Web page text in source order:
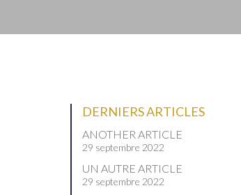
DERNIERS ARTICLES
ANOTHER ARTICLE
29 septembre 2022
UN AUTRE ARTICLE
29 septembre 2022